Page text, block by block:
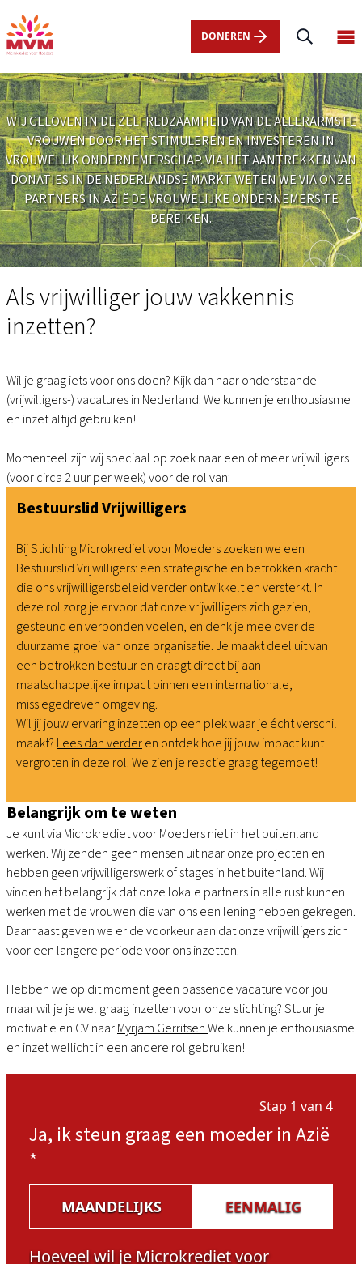
en
naar
inhoud
gaan
Main
navigation
nl
DONEREN
WIJ GELOVEN IN DE ZELFREDZAAMHEID VAN DE ALLERARMSTE
VROUWEN DOOR HET STIMULEREN EN INVESTEREN IN
VROUWELIJK ONDERNEMERSCHAP. VIA HET AANTREKKEN VAN
DONATIES IN DE NEDERLANDSE MARKT WETEN WE VIA ONZE
PARTNERS IN AZIË DE VROUWELIJKE ONDERNEMERS TE
BEREIKEN.
Help
je
mee
Als vrijwilliger jouw vakkennis
inzetten?
Wil je graag iets voor ons doen? Kijk dan naar onderstaande
(vrijwilligers-) vacatures in Nederland. We kunnen je enthousiasme
en inzet altijd gebruiken!
Momenteel zijn wij speciaal op zoek naar een of meer vrijwilligers
(voor circa 2 uur per week) voor de rol van:
Bestuurslid Vrijwilligers
Bij Stichting Microkrediet voor Moeders zoeken we een
Bestuurslid Vrijwilligers: een strategische en betrokken kracht
die ons vrijwilligersbeleid verder ontwikkelt en versterkt. In
deze rol zorg je ervoor dat onze vrijwilligers zich gezien,
gesteund en verbonden voelen, en denk je mee over de
duurzame groei van onze organisatie. Je maakt deel uit van
een betrokken bestuur en draagt direct bij aan
maatschappelijke impact binnen een internationale,
missiegedreven omgeving.
Wil jij jouw ervaring inzetten op een plek waar je écht verschil
maakt? Lees dan verderen ontdek hoe jij jouw impact kunt
vergroten in deze rol. We zien je reactie graag tegemoet!
Belangrijk om te weten
Je kunt via Microkrediet voor Moeders niet in het buitenland
werken. Wij zenden geen mensen uit naar onze projecten en
hebben geen vrijwilligerswerk of stages in het buitenland. Wij
vinden het belangrijk dat onze lokale partners in alle rust kunnen
werken met de vrouwen die van ons een lening hebben gekregen.
Daarnaast geven we er de voorkeur aan dat onze vrijwilligers zich
voor een langere periode voor ons inzetten.
Hebben we op dit moment geen passende vacature voor jou
maar wil je je wel graag inzetten voor onze stichting? Stuur je
motivatie en CV naarMyrjam GerritsenWe kunnen je enthousiasme
en inzet wellicht in een andere rol gebruiken!
Stap 1 van 4
Ja, ik steun graag een moeder in Azië
*
MAANDELIJKS EENMALIG
Hoeveel wil je Microkrediet voor